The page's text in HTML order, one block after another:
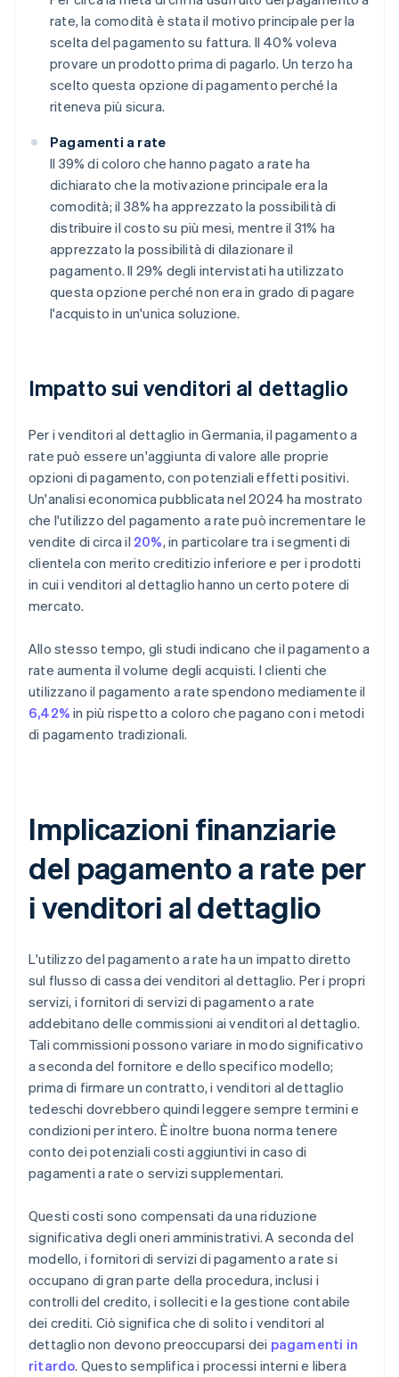
rate, la comodità è stata il motivo principale per la
scelta del pagamento su fattura. Il 40% voleva
provare un prodotto prima di pagarlo. Un terzo ha
scelto questa opzione di pagamento perché la
riteneva più sicura.
Pagamenti a rate
Il 39% di coloro che hanno pagato a rate ha
dichiarato che la motivazione principale era la
comodità; il 38% ha apprezzato la possibilità di
distribuire il costo su più mesi, mentre il 31% ha
apprezzato la possibilità di dilazionare il
pagamento. Il 29% degli intervistati ha utilizzato
questa opzione perché non era in grado di pagare
l'acquisto in un'unica soluzione.
Impatto sui venditori al dettaglio
Per i venditori al dettaglio in Germania, il pagamento a
rate può essere un'aggiunta di valore alle proprie
opzioni di pagamento, con potenziali effetti positivi.
Un'analisi economica pubblicata nel 2024 ha mostrato
che l'utilizzo del pagamento a rate può incrementare le
vendite di circa il 20%, in particolare tra i segmenti di
clientela con merito creditizio inferiore e per i prodotti
in cui i venditori al dettaglio hanno un certo potere di
mercato.
Allo stesso tempo, gli studi indicano che il pagamento a
rate aumenta il volume degli acquisti. I clienti che
utilizzano il pagamento a rate spendono mediamente il
6,42% in più rispetto a coloro che pagano con i metodi
di pagamento tradizionali.
Implicazioni finanziarie
del pagamento a rate per
i venditori al dettaglio
L'utilizzo del pagamento a rate ha un impatto diretto
sul flusso di cassa dei venditori al dettaglio. Per i propri
servizi, i fornitori di servizi di pagamento a rate
addebitano delle commissioni ai venditori al dettaglio.
Tali commissioni possono variare in modo significativo
a seconda del fornitore e dello specifico modello;
prima di firmare un contratto, i venditori al dettaglio
tedeschi dovrebbero quindi leggere sempre termini e
condizioni per intero. È inoltre buona norma tenere
conto dei potenziali costi aggiuntivi in caso di
pagamenti a rate o servizi supplementari.
Questi costi sono compensati da una riduzione
significativa degli oneri amministrativi. A seconda del
modello, i fornitori di servizi di pagamento a rate si
occupano di gran parte della procedura, inclusi i
controlli del credito, i solleciti e la gestione contabile
dei crediti. Ciò significa che di solito i venditori al
dettaglio non devono preoccuparsi dei pagamenti in
ritardo. Questo semplifica i processi interni e libera